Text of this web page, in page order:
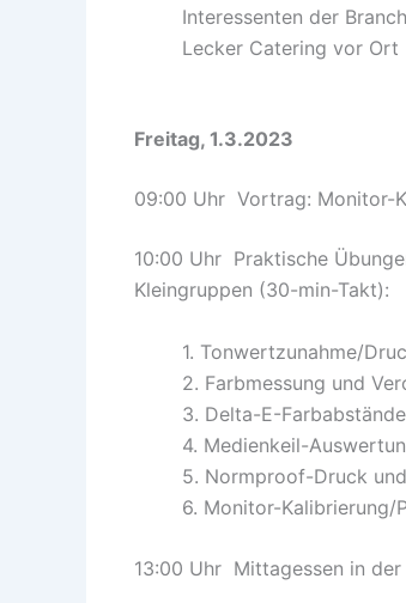
Interessenten der
Lecker Catering vor Ort
Freitag, 1.3.2023
09:00 Uhr Vortrag: Monitor-
10:00 Uhr Praktische
Kleingruppen (30-min-Takt):
1. Tonwertzunahme/
2. Farbmessung und
3. Delta-E-
4. Medienkeil-
5. Normproof-Druck
6. Monitor-Kalibrierung/
13:00 Uhr Mittagessen in der